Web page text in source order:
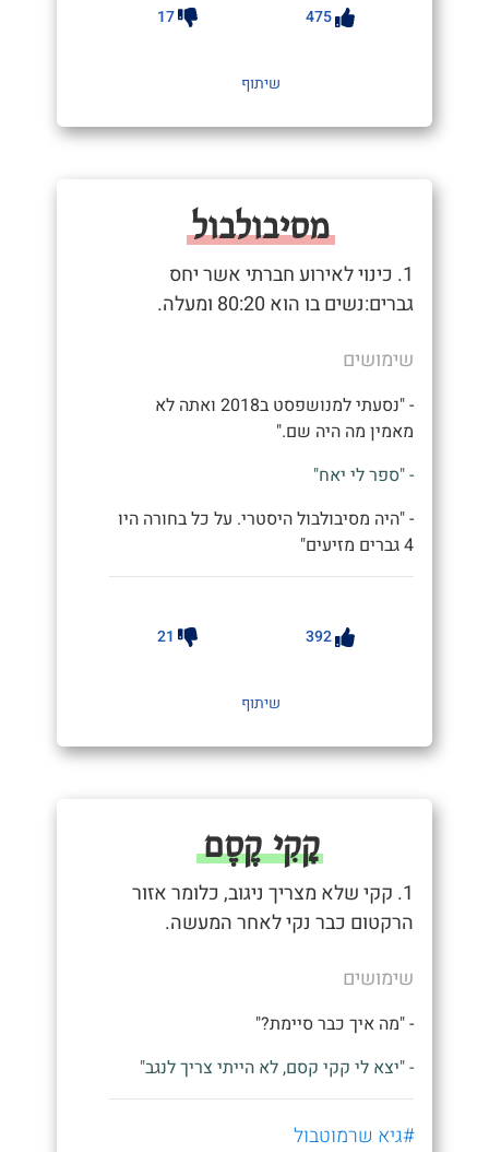
475
17
שיתוף
מסיבולבול
1. כינוי לאירוע חברתי אשר יחס
גברים:נשים בו הוא 80:20 ומעלה.
שימושים
- "נסעתי למנושפסט ב2018 ואתה לא
מאמין מה היה שם."
- "ספר לי יאח"
- "היה מסיבולבול היסטרי. על כל בחורה היו
4 גברים מזיעים"
392
21
שיתוף
קָקִי קֶסֶם
1. קקי שלא מצריך ניגוב, כלומר אזור
הרקטום כבר נקי לאחר המעשה.
שימושים
- "מה איך כבר סיימת?"
- "יצא לי קקי קסם, לא הייתי צריך לנגב"
#גיא שרמוטבול